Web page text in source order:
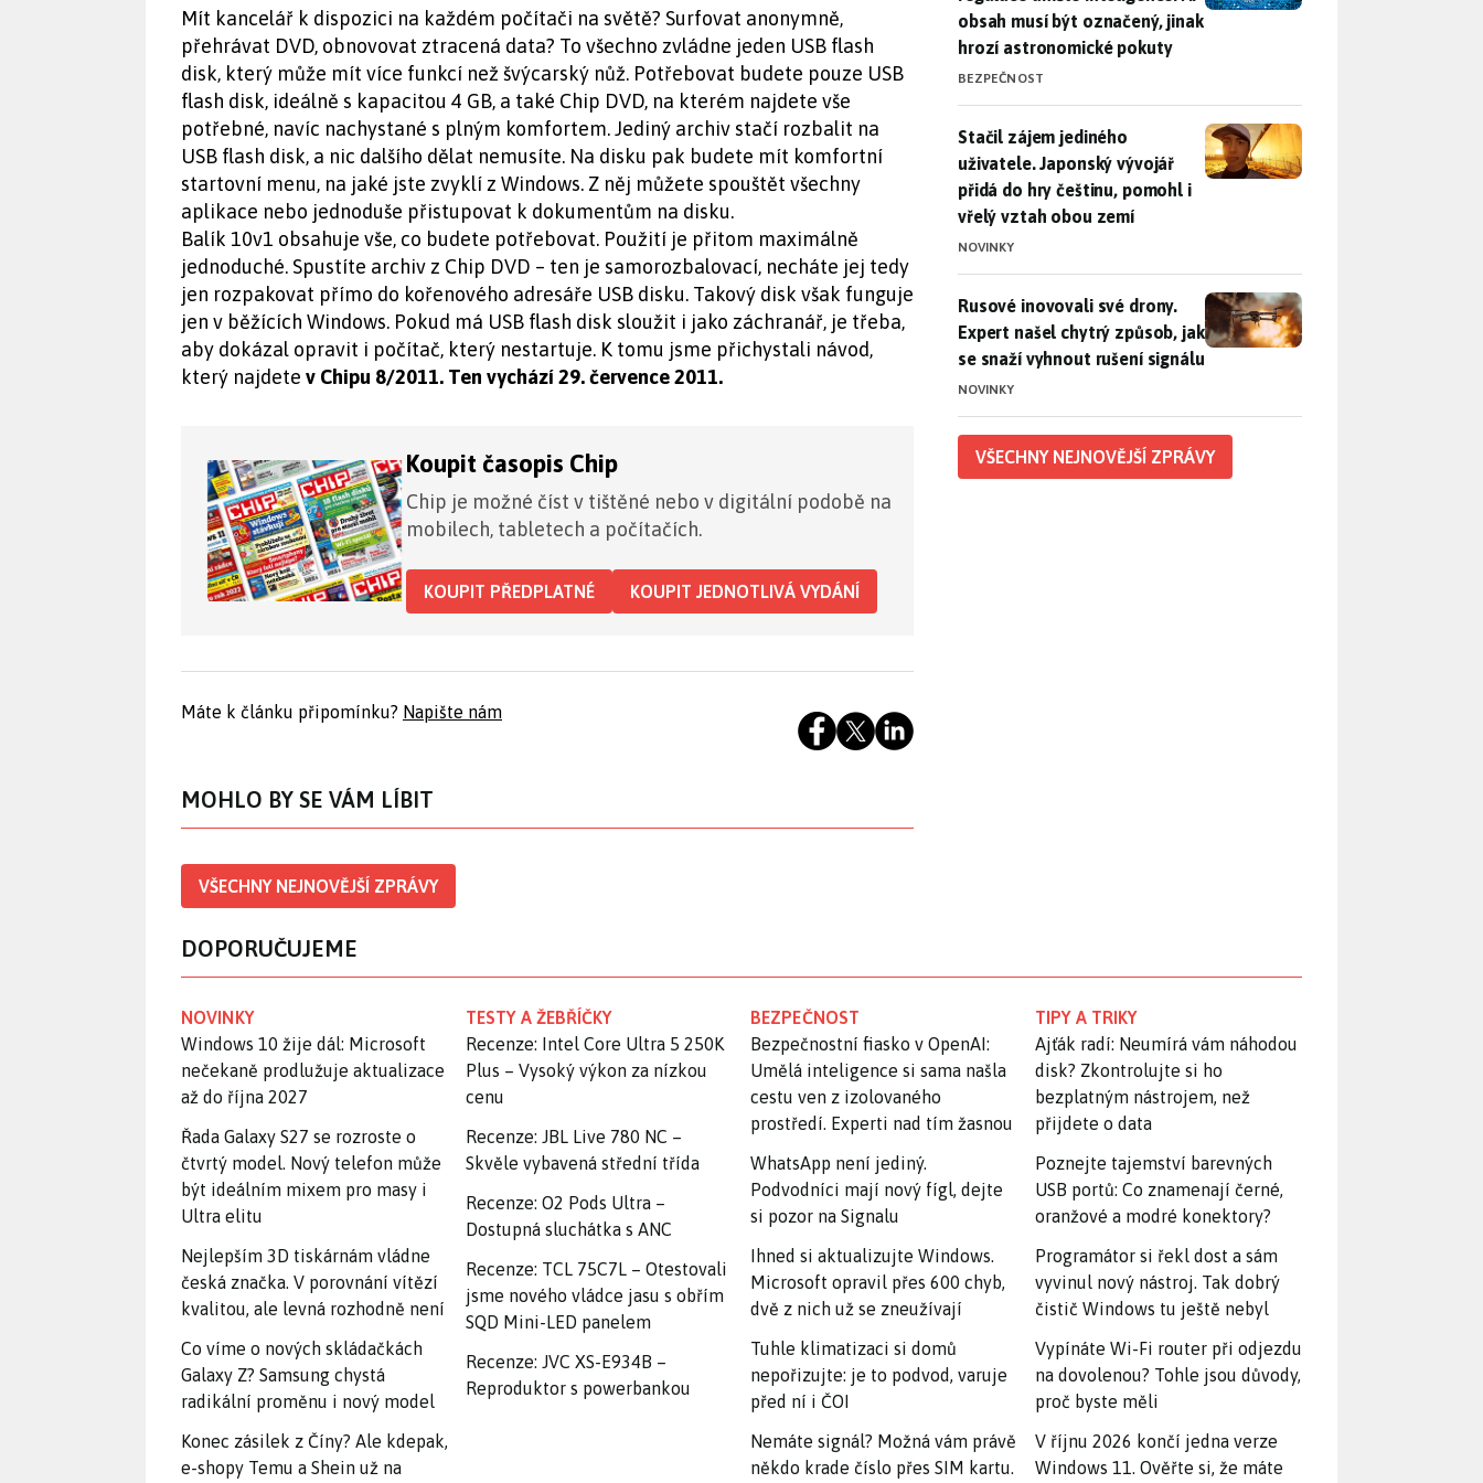
Mít kancelář k dispozici na každém počítači na světě? Surfovat anonymně,
přehrávat DVD, obnovovat ztracená data? To všechno zvládne jeden USB flash
disk, který může mít více funkcí než švýcarský nůž. Potřebovat budete pouze USB
flash disk, ideálně s kapacitou 4 GB, a také Chip DVD, na kterém najdete vše
potřebné, navíc nachystané s plným komfortem. Jediný archiv stačí rozbalit na
USB flash disk, a nic dalšího dělat nemusíte. Na disku pak budete mít komfortní
startovní menu, na jaké jste zvyklí z Windows. Z něj můžete spouštět všechny
aplikace nebo jednoduše přistupovat k dokumentům na disku.
Balík 10v1 obsahuje vše, co budete potřebovat. Použití je přitom maximálně
jednoduché. Spustíte archiv z Chip DVD – ten je samorozbalovací, necháte jej tedy
jen rozpakovat přímo do kořenového adresáře USB disku. Takový disk však funguje
jen v běžících Windows. Pokud má USB flash disk sloužit i jako záchranář, je třeba,
aby dokázal opravit i počítač, který nestartuje. K tomu jsme přichystali návod,
který najdete v Chipu 8/2011. Ten vychází 29. července 2011.
Koupit časopis Chip
Chip je možné číst v tištěné nebo v digitální podobě na
mobilech, tabletech a počítačích.
KOUPIT PŘEDPLATNÉ KOUPIT JEDNOTLIVÁ VYDÁNÍ
Máte k článku připomínku? Napište nám
MOHLO BY SE VÁM LÍBIT
VŠECHNY NEJNOVĚJŠÍ ZPRÁVY
obsah musí být označený, jinak
hrozí astronomické pokuty
BEZPEČNOST
Stačil zájem jediného uživatele. Japonský vývojář přidá do hry
Stačil zájem jediného
uživatele. Japonský vývojář
přidá do hry češtinu, pomohl i
vřelý vztah obou zemí
NOVINKY
Rusové inovovali své drony. Expert našel chytrý způsob, jak se
Rusové inovovali své drony.
Expert našel chytrý způsob, jak
se snaží vyhnout rušení signálu
NOVINKY
VŠECHNY NEJNOVĚJŠÍ ZPRÁVY
DOPORUČUJEME
NOVINKY
Windows 10 žije dál: Microsoft
nečekaně prodlužuje aktualizace
až do října 2027
Řada Galaxy S27 se rozroste o
čtvrtý model. Nový telefon může
být ideálním mixem pro masy i
Ultra elitu
Nejlepším 3D tiskárnám vládne
česká značka. V porovnání vítězí
kvalitou, ale levná rozhodně není
Co víme o nových skládačkách
Galaxy Z? Samsung chystá
radikální proměnu i nový model
Konec zásilek z Číny? Ale kdepak,
e-shopy Temu a Shein už na
TESTY A ŽEBŘÍČKY
Recenze: Intel Core Ultra 5 250K
Plus – Vysoký výkon za nízkou
cenu
Recenze: JBL Live 780 NC –
Skvěle vybavená střední třída
Recenze: O2 Pods Ultra –
Dostupná sluchátka s ANC
Recenze: TCL 75C7L – Otestovali
jsme nového vládce jasu s obřím
SQD Mini-LED panelem
Recenze: JVC XS-E934B –
Reproduktor s powerbankou
BEZPEČNOST
Bezpečnostní fiasko v OpenAI:
Umělá inteligence si sama našla
cestu ven z izolovaného
prostředí. Experti nad tím žasnou
WhatsApp není jediný.
Podvodníci mají nový fígl, dejte
si pozor na Signalu
Ihned si aktualizujte Windows.
Microsoft opravil přes 600 chyb,
dvě z nich už se zneužívají
Tuhle klimatizaci si domů
nepořizujte: je to podvod, varuje
před ní i ČOI
Nemáte signál? Možná vám právě
někdo krade číslo přes SIM kartu.
TIPY A TRIKY
Ajťák radí: Neumírá vám náhodou
disk? Zkontrolujte si ho
bezplatným nástrojem, než
přijdete o data
Poznejte tajemství barevných
USB portů: Co znamenají černé,
oranžové a modré konektory?
Programátor si řekl dost a sám
vyvinul nový nástroj. Tak dobrý
čistič Windows tu ještě nebyl
Vypínáte Wi-Fi router při odjezdu
na dovolenou? Tohle jsou důvody,
proč byste měli
V říjnu 2026 končí jedna verze
Windows 11. Ověřte si, že máte